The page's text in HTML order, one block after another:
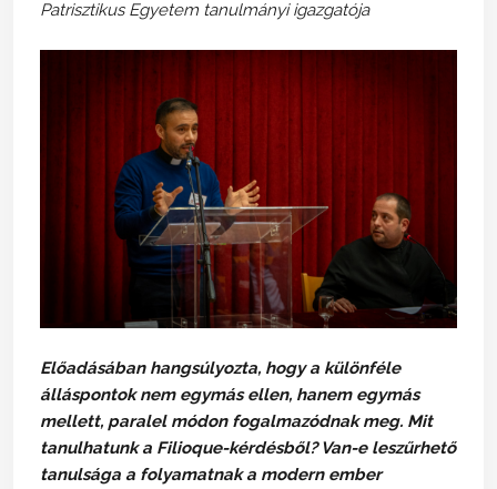
Patrisztikus Egyetem tanulmányi igazgatója
Előadásában hangsúlyozta, hogy a különféle
álláspontok nem egymás ellen, hanem egymás
mellett, paralel módon fogalmazódnak meg. Mit
tanulhatunk a Filioque-kérdésből? Van-e leszűrhető
tanulsága a folyamatnak a modern ember